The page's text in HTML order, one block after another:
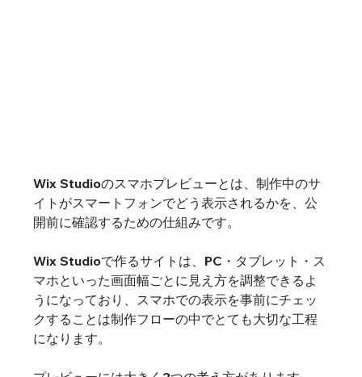
Wix Studioのスマホプレビューとは、制作中のサ
イトがスマートフォンでどう表示されるかを、公
開前に確認するための仕組みです。
Wix Studioで作るサイトは、PC・タブレット・ス
マホといった画面幅ごとに見え方を調整できるよ
うになっており、スマホでの表示を事前にチェッ
クすることは制作フローの中でとても大切な工程
になります。